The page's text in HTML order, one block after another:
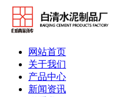
网站首页
关于我们
产品中心
新闻资讯